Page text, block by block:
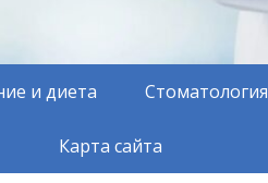
и диета Стоматология
Карта сайта